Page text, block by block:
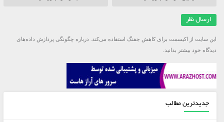
این سایت از اکیسمت برای کاهش جفنگ استفاده می‌کند. درباره چگونگی پردازش داده‌های
دیدگاه خود بیشتر بدانید.
جدیدترین مطالب